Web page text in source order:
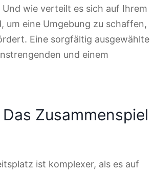
Und wie verteilt es sich auf Ihrem
um eine Umgebung zu schaffen,
Eine sorgfältig ausgewählte
und einem
Zusammenspiel
ist komplexer, als es auf